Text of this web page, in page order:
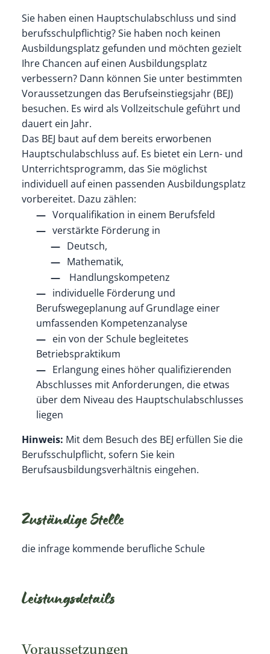
Sie haben einen Hauptschulabschluss und sind
berufsschulpflichtig? Sie haben noch keinen
Ausbildungsplatz gefunden und möchten gezielt
Ihre Chancen auf einen Ausbildungsplatz
verbessern? Dann können Sie unter bestimmten
Voraussetzungen das Berufseinstiegsjahr (BEJ)
besuchen. Es wird als Vollzeitschule geführt und
dauert ein Jahr.
Das BEJ baut auf dem bereits erworbenen
Hauptschulabschluss auf. Es bietet ein Lern- und
Unterrichtsprogramm, das Sie möglichst
individuell auf einen passenden Ausbildungsplatz
vorbereitet. Dazu zählen:
Vorqualifikation in einem Berufsfeld
verstärkte Förderung in
Deutsch,
Mathematik,
Handlungskompetenz
individuelle Förderung und
Berufswegeplanung auf Grundlage einer
umfassenden Kompetenzanalyse
ein von der Schule begleitetes
Betriebspraktikum
Erlangung eines höher qualifizierenden
Abschlusses mit Anforderungen, die etwas
über dem Niveau des Hauptschulabschlusses
liegen
Hinweis: Mit dem Besuch des BEJ erfüllen Sie die
Berufsschulpflicht, sofern Sie kein
Berufsausbildungsverhältnis eingehen.
Zuständige Stelle
die infrage kommende berufliche Schule
Leistungsdetails
Voraussetzungen